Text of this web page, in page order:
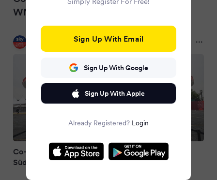
WM gegen Südafrika
Sky Sport Austria
2 months ago
Co-Gastgeber Mexiko eröffnet Turnier gegen
Südafrika
Sign Up With Email
Sign Up With Google
Sign Up With Apple
Already Registered? Login